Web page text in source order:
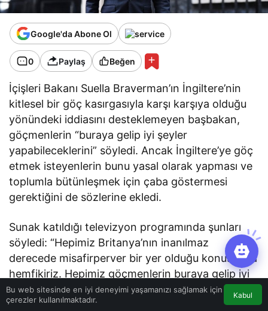
Google'da Abone Ol
0 Paylaş Beğen
İçişleri Bakanı Suella Braverman’ın İngiltere’nin
kitlesel bir göç kasırgasıyla karşı karşıya olduğu
yönündeki iddiasını desteklemeyen başbakan,
göçmenlerin “buraya gelip iyi şeyler
yapabileceklerini” söyledi. Ancak İngiltere’ye göç
etmek isteyenlerin bunu yasal olarak yapması ve
toplumla bütünleşmek için çaba göstermesi
gerektiğini de sözlerine ekledi.
Sunak katıldığı televizyon programında şunları
söyledi: “Hepimiz Britanya’nın inanılmaz
derecede misafirperver bir yer olduğu konusunda
hemfikiriz. Hepimiz göçmenlerin buraya gelip iyi
şeyler yapabileceğinin canlı kanıtıyız. Bunun
İngilizler olarak gurur duymamız gereken bir şey
Bu web sitesinde en iyi deneyimi yaşamanızı sağlamak için
çerezler kullanılmaktadır.
Kabul